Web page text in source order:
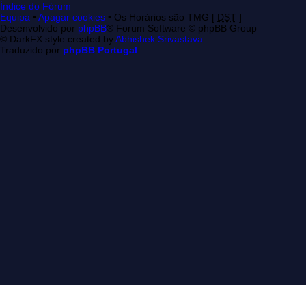
Índice do Fórum
Equipa • Apagar cookies • Os Horários são TMG [ DST ]
Desenvolvido por phpBB® Forum Software © phpBB Group
© DarkFX style created byAbhishek Srivastava
Traduzido por phpBB Portugal